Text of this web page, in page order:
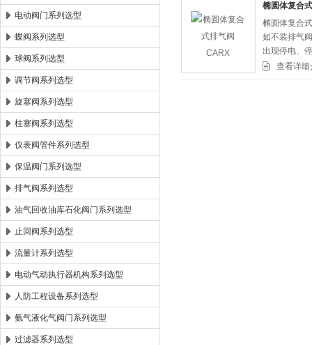
郑州森玛自控阀门有限公司
电动阀门系列选型
蝶阀系列选型
球阀系列选型
调节阀系列选型
旋塞阀系列选型
柱塞阀系列选型
仪表阀管件系列选型
保温阀门系列选型
排气阀系列选型
油气回收油库石化阀门系列选型
止回阀系列选型
流量计系列选型
电动气动执行器机构系列选型
人防工程设备系列选型
氨气液化气阀门系列选型
过滤器系列选型
椭圆体复合
椭圆体复合
如不装排气
出现停电、
振动或破裂。
查看详细